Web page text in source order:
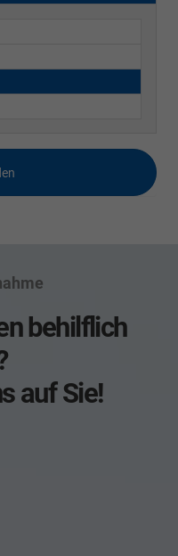
behilflich
auf Sie!